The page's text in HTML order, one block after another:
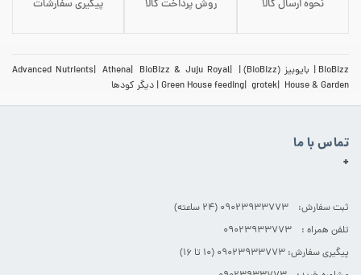
نحوه ارسال کالا روش پرداخت کالا پیگیری سفارشات
BioBizz بایوبیز (BioBizz) Advanced Nutrients Athena
BioBizz & Juju Royal
Green House feeding grotek House & Garden دیگر کودها
تماس با ما
+
ثبت سفارش: 09023933773 (۲۴ ساعته)
تلفن همراه : 09023933773
پیگیری سفارش: 09023933773 (۱۰ تا ۱۶)